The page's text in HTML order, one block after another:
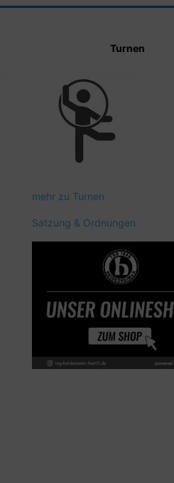
Turnen
mehr zu Turnen
Satzung & Ordnungen